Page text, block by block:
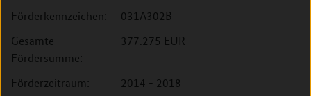
Förderkennzeichen:
031A302B
Gesamte
Fördersumme:
377.275 EUR
Förderzeitraum:
2014 - 2018